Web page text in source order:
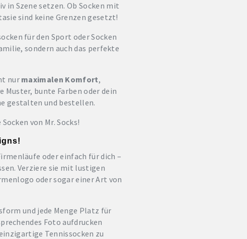
Szene setzen. Ob Socken mit
sind keine Grenzen gesetzt!
für den Sport oder Socken
sondern auch das perfekte
nur maximalen Komfort,
Muster, bunte Farben oder dein
gestalten und bestellen.
von Mr. Socks!
oder einfach für dich –
Verziere sie mit lustigen
oder sogar einer Art von
und jede Menge Platz für
Foto aufdrucken
Tennissocken zu